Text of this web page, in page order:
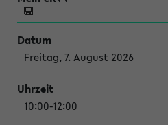
Freitag, 7. August 2026
10:00-12:00